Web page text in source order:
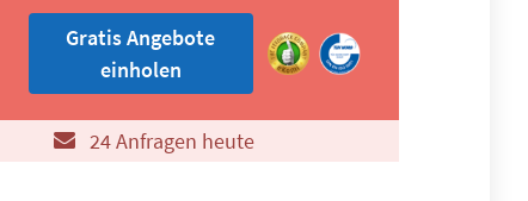
Gratis Angebote
einholen
24 Anfragen heute